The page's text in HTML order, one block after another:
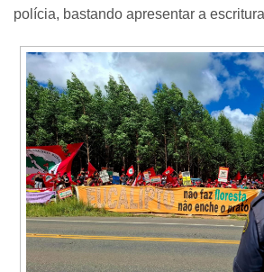
polícia, bastando apresentar a